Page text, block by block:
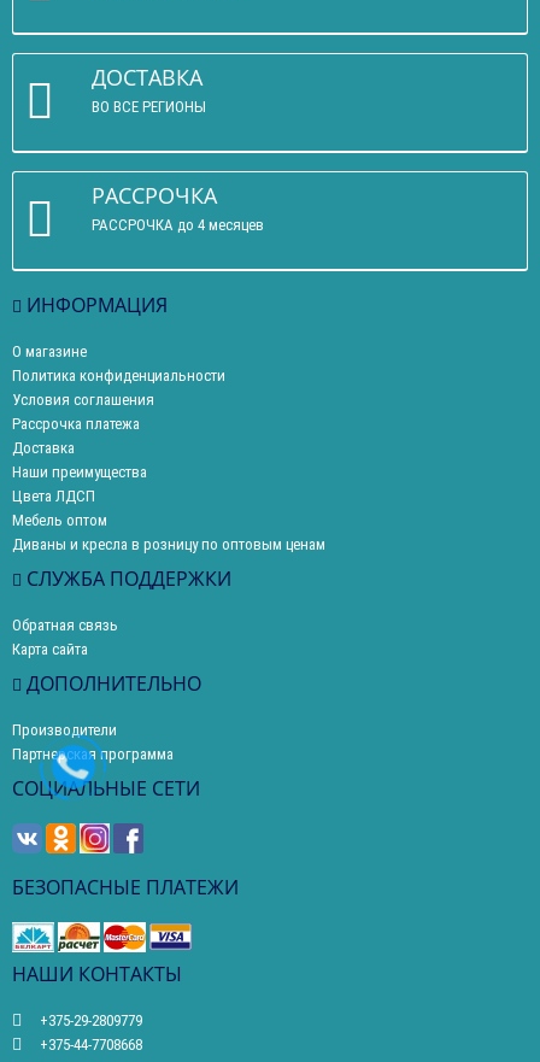
ДОСТАВКА
ВО ВСЕ РЕГИОНЫ
РАССРОЧКА
РАССРОЧКА до 4 месяцев
ИНФОРМАЦИЯ
О магазине
Политика конфиденциальности
Условия соглашения
Рассрочка платежа
Доставка
Наши преимущества
Цвета ЛДСП
Мебель оптом
Диваны и кресла в розницу по оптовым ценам
СЛУЖБА ПОДДЕРЖКИ
Обратная связь
Карта сайта
ДОПОЛНИТЕЛЬНО
Производители
Партнерская программа
СОЦИАЛЬНЫЕ СЕТИ
БЕЗОПАСНЫЕ ПЛАТЕЖИ
НАШИ КОНТАКТЫ
+375-29-2809779
+375-44-7708668